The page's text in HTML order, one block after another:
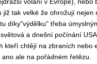
již tak velké že ohrožují nejen
díky"výdělku" třeba
a dnešní počínání
kteří chtějí na zbraních nebo
ale na pořádném řetězu.